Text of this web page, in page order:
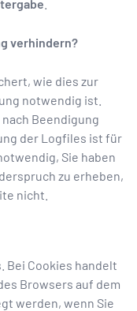
verhindern?
wie dies zur
notwendig ist.
Beendigung
der Logfiles ist für
Sie haben
zu erheben,
nicht.
Bei Cookies handelt
Browsers auf dem
werden, wenn Sie